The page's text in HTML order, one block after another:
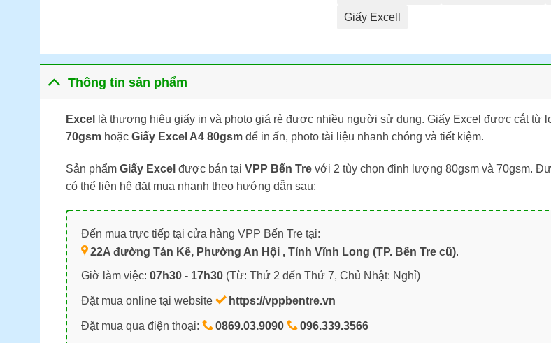
Giấy Excell
Thông tin sản phẩm
Excel là thương hiệu giấy in và photo giá rẻ được nhiều người sử dụng. Giấy Excel được cắt từ
70gsmhoặc Giấy Excel A4 80gsmđể in ấn, photo tài liệu nhanh chóng và tiết kiệm.
Sản phẩm Giấy Excel được bán tại VPP Bến Trevới 2 tùy chọn đinh lượng 80gsm và 70gsm.
có thể liên hệ đặt mua nhanh theo hướng dẫn sau:
Đến mua trực tiếp tại cửa hàng VPP Bến Tre tại:
22A đường Tán Kế, Phường An Hội , Tỉnh Vĩnh Long (TP. Bến Tre cũ).
Giờ làm việc: 07h30 - 17h30(Từ: Thứ 2 đến Thứ 7, Chủ Nhật: Nghỉ)
Đặt mua online tại website https://vppbentre.vn
Đặt mua qua điện thoại: 0869.03.9090 096.339.3566